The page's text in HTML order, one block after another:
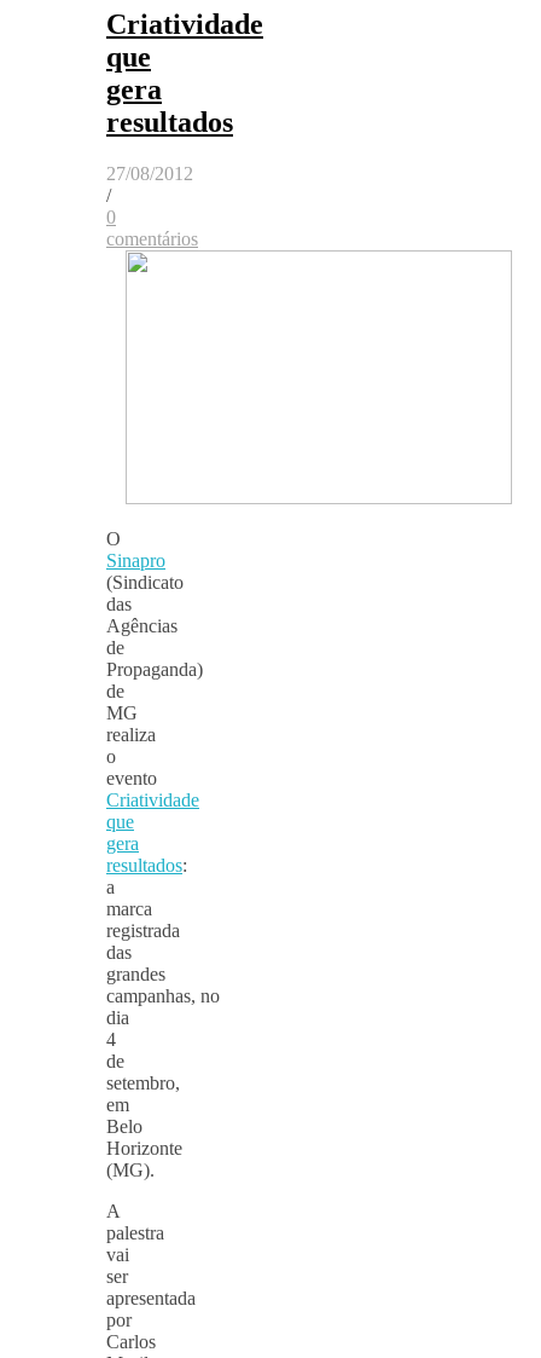
Criatividade
que
gera
resultados
27/08/2012
/
0
comentários
O
Sinapro
(Sindicato
das
Agências
de
Propaganda)
de
MG
realiza
o
evento
Criatividade
que
gera
resultados:
a
marca
registrada
das
grandes
campanhas, no
dia
4
de
setembro,
em
Belo
Horizonte
(MG).
A
palestra
vai
ser
apresentada
por
Carlos